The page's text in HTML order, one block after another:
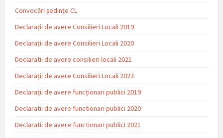
Convocări ședințe CL
Declarații de avere Consilieri Locali 2019
Declarații de avere Consilieri Locali 2020
Declaratii de avere consilieri locali 2021
Declarații de avere Consilieri Locali 2023
Declarații de avere funcționari publici 2019
Declaratii de avere functionari publici 2020
Declaratii de avere functionari publici 2021